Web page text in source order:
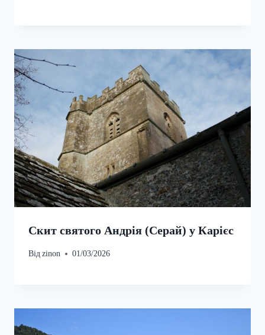
Скит святого Андрія (Серай) у Карієс
Відzinon 01/03/2026